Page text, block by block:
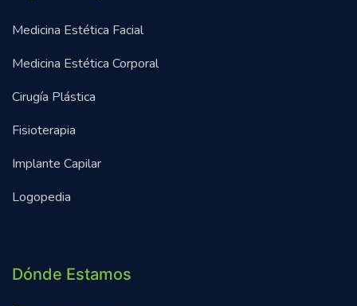
Medicina Estética Facial
Medicina Estética Corporal
Cirugía Plástica
Fisioterapia
Implante Capilar
Logopedia
Dónde Estamos